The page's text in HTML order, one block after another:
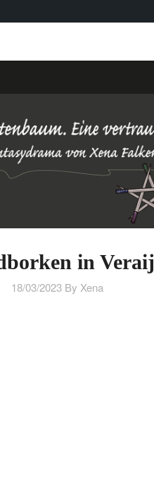
in Veraij
18/03/2023 By Xena